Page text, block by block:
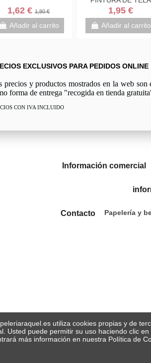
1,62 € 1,80 €
Añadir al carrito
ACRILEX 60ML
1,95 €
Añadir al carrito
EXCLUSIVOS PARA PEDIDOS ONLINE
precios y productos mostrados en la web
forma de entrega "recogida en tienda
CON IVA INCLUIDO
Información comercial
Contacto Papelería y
utiliza cookies propias y de
Usted puede permitir su uso haciendo clic
más información en nuestra Política de